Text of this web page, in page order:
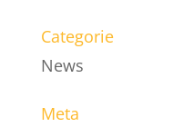
Categorie
News
Meta